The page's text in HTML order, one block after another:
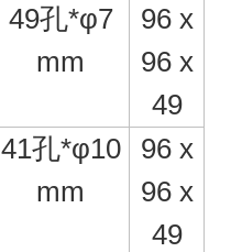
49孔*φ7
mm
96 x
96 x
49
41孔*φ10
mm
96 x
96 x
49